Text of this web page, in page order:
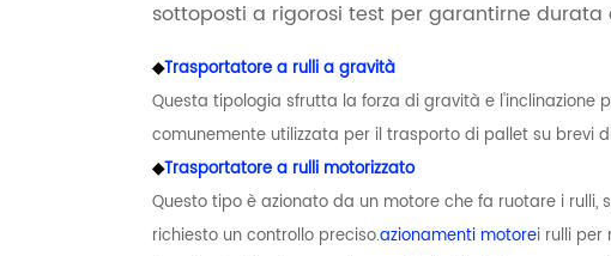
sottoposti a rigorosi test per garantirne durata
◆Trasportatore a rulli a gravità
Questa tipologia sfrutta la forza di gravità e
comunemente utilizzata per il trasporto di pallet su brevi
◆Trasportatore a rulli motorizzato
Questo tipo è azionato da un motore che fa ruotare i
richiesto un controllo preciso.azionamenti motorei rulli per